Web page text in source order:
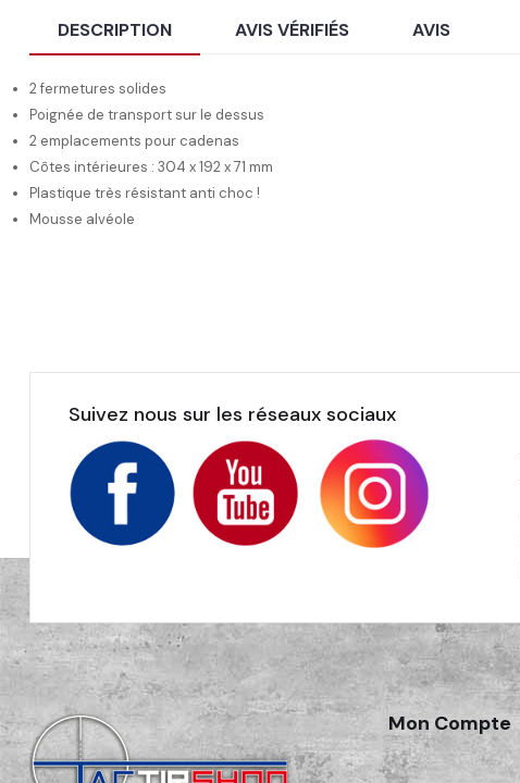
DESCRIPTION AVIS VÉRIFIÉS AVIS
2 fermetures solides
Poignée de transport sur le dessus
2 emplacements pour cadenas
Côtes intérieures : 304 x 192 x 71 mm
Plastique très résistant anti choc !
Mousse alvéole
Suivez nous sur les réseaux sociaux
Mon Compte